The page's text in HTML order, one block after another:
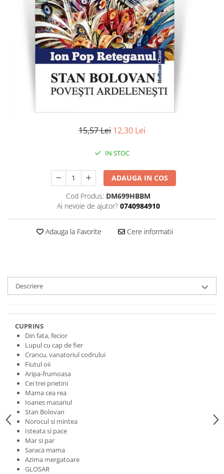
Literatura
Contemporana
Moderna
Calatorii
Sociologie si filozofie
15,57 Lei 12,30 Lei
IN STOC
ADAUGA IN COS
Cod Produs: DM699HBBM
Ai nevoie de ajutor? 0740984910
Adauga la Favorite Cere informatii
Descriere
CUPRINS
Din fata, fecior
Lupul cu cap de fier
Crancu, vanatoriul codrului
Fiutul oii
Aripa-frumoasa
Cei trei prietini
Mama cea rea
Ioanes masariul
Stan Bolovan
Norocul si mintea
Isteata si pace
Mar si par
Saraca mama
Azima mergatoare
GLOSAR